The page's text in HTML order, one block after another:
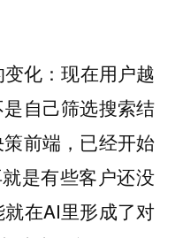
化：现在用户越
自己筛选搜索结
前端，已经开始
是有些客户还没
在AI里形成了对